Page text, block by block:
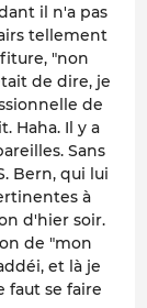
il n'a pas
tellement
"non
de dire, je
de
Haha. Il y a
Sans
Bern, qui lui
à
d'hier soir.
de "mon
et là je
faut se faire